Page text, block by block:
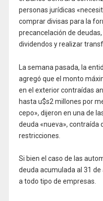
personas jurídicas
comprar divisas para la
precancelación de
dividendos y realizar
La semana pasada, la
agregó que el monto
en el exterior contraídas
hasta u$s2 millones por
cepo», dijeron en una de
deuda «nueva», contraída
restricciones.
Si bien el caso de las
deuda acumulada al 31
a todo tipo de empresas.